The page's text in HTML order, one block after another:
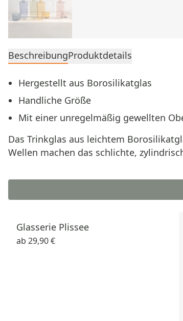
BeschreibungProduktdetails
Hergestellt aus Borosilikatglas
Handliche Größe
Mit einer unregelmäßig gewellten
Das Trinkglas aus leichtem
Wellen machen das schlichte,
Glasserie Plissee
ab 29,90 €